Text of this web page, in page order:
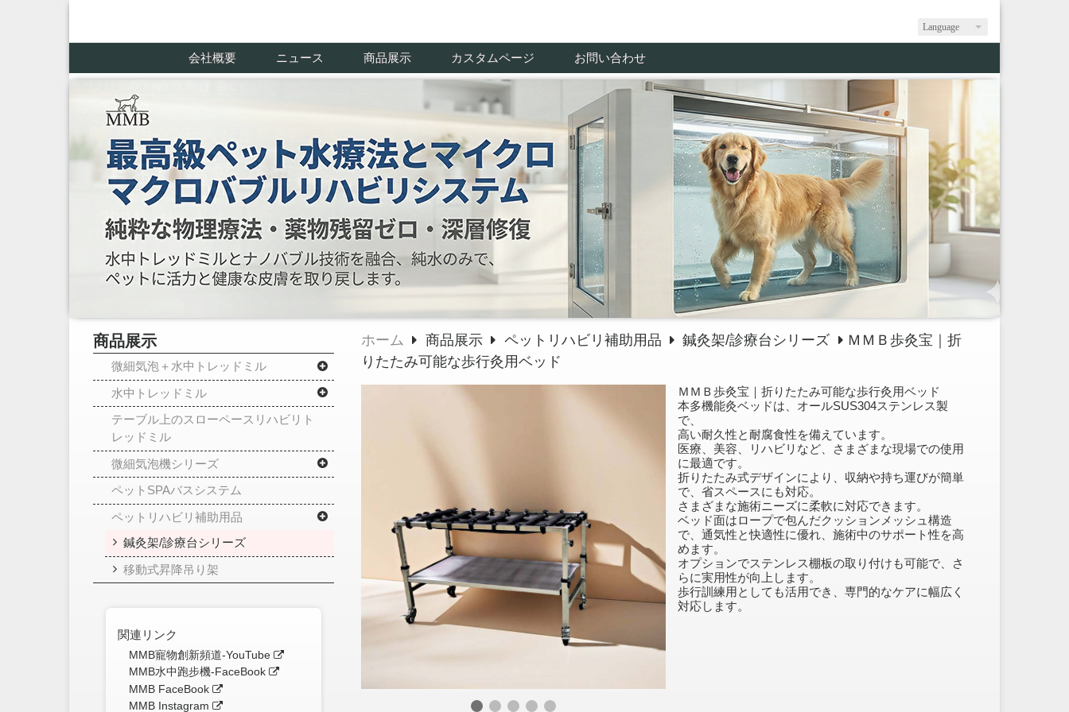
Language
会社概要 ニュース 商品展示 カスタムページ お問い合わせ
商品展示
微細気泡＋水中トレッドミル
水中トレッドミル
テーブル上のスローペースリハビリト
レッドミル
微細気泡機シリーズ
ペットSPAバスシステム
ペットリハビリ補助用品
鍼灸架/診療台シリーズ
移動式昇降吊り架
関連リンク
MMB寵物創新頻道-YouTube
MMB水中跑步機-FaceBook
MMB FaceBook
MMB Instagram
ホーム 商品展示 ペットリハビリ補助用品 鍼灸架/診療台シリーズ
ＭＭＢ歩灸宝｜折
りたたみ可能な歩行灸用ベッド
ＭＭＢ歩灸宝｜折りたたみ可能な歩行灸用ベッド
本多機能灸ベッドは、オールSUS304ステンレス製
で、
高い耐久性と耐腐食性を備えています。
医療、美容、リハビリなど、さまざまな現場での使用
に最適です。
折りたたみ式デザインにより、収納や持ち運びが簡単
で、省スペースにも対応。
さまざまな施術ニーズに柔軟に対応できます。
ベッド面はロープで包んだクッションメッシュ構造
で、通気性と快適性に優れ、施術中のサポート性を高
めます。
オプションでステンレス棚板の取り付けも可能で、さ
らに実用性が向上します。
歩行訓練用としても活用でき、専門的なケアに幅広く
対応します。